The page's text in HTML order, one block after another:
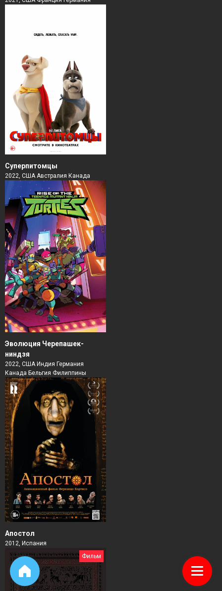
Суперпитомцы
2022, США Австралия Канада
Эволюция Черепашек-
ниндзя
2022, США Индия Германия
Канада Бельгия Филиппины
Апостол
2012, Испания
Фильм